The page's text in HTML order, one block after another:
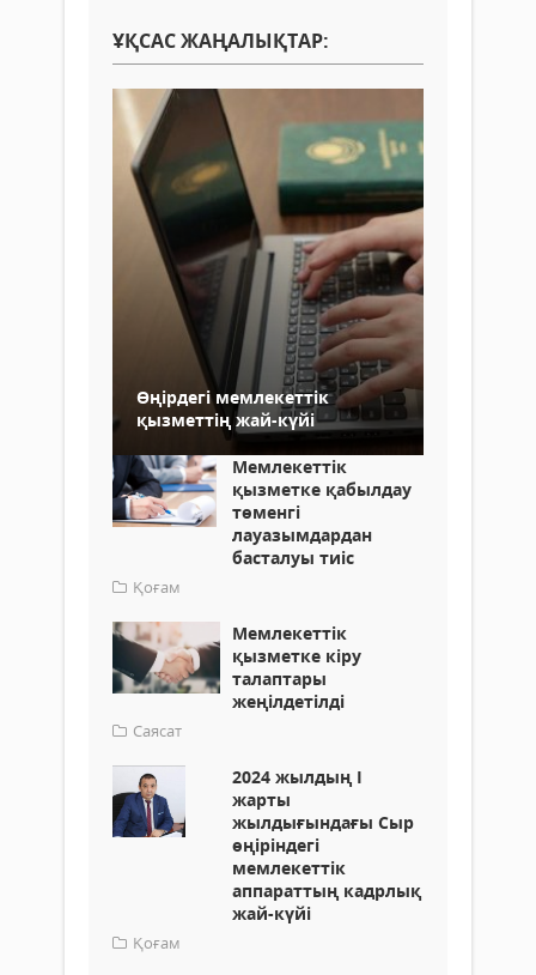
ҰҚСАС ЖАҢАЛЫҚТАР:
Өңірдегі мемлекеттік
қызметтің жай-күйі
Мемлекеттік
қызметке қабылдау
төменгі
лауазымдардан
басталуы тиіс
Қоғам
Мемлекеттік
қызметке кіру
талаптары
жеңілдетілді
Саясат
2024 жылдың І
жарты
жылдығындағы Сыр
өңіріндегі
мемлекеттік
аппараттың кадрлық
жай-күйі
Қоғам